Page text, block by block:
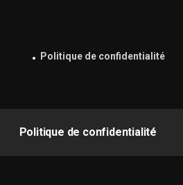
Politique de confidentialité
Politique de confidentialité